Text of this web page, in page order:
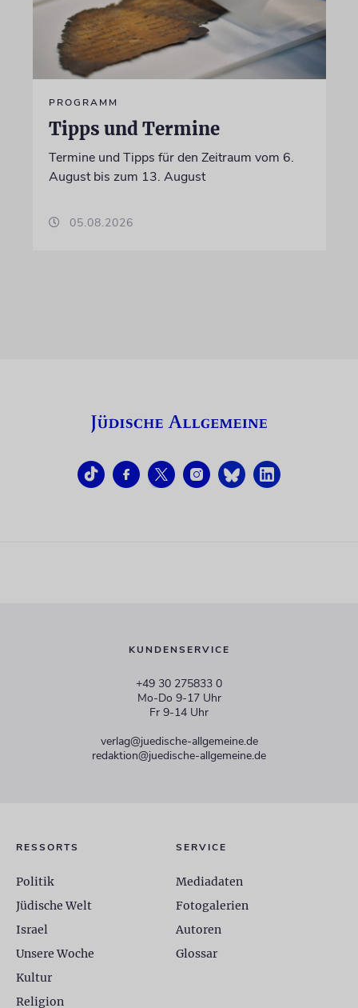
PROGRAMM
Tipps und Termine
Termine und Tipps für den Zeitraum vom 6.
August bis zum 13. August
05.08.2026
KUNDENSERVICE
+49 30 275833 0
Mo-Do 9-17 Uhr
Fr 9-14 Uhr
verlag@juedische-allgemeine.de
redaktion@juedische-allgemeine.de
RESSORTS
Politik
Jüdische Welt
Israel
Unsere Woche
Kultur
Religion
SERVICE
Mediadaten
Fotogalerien
Autoren
Glossar